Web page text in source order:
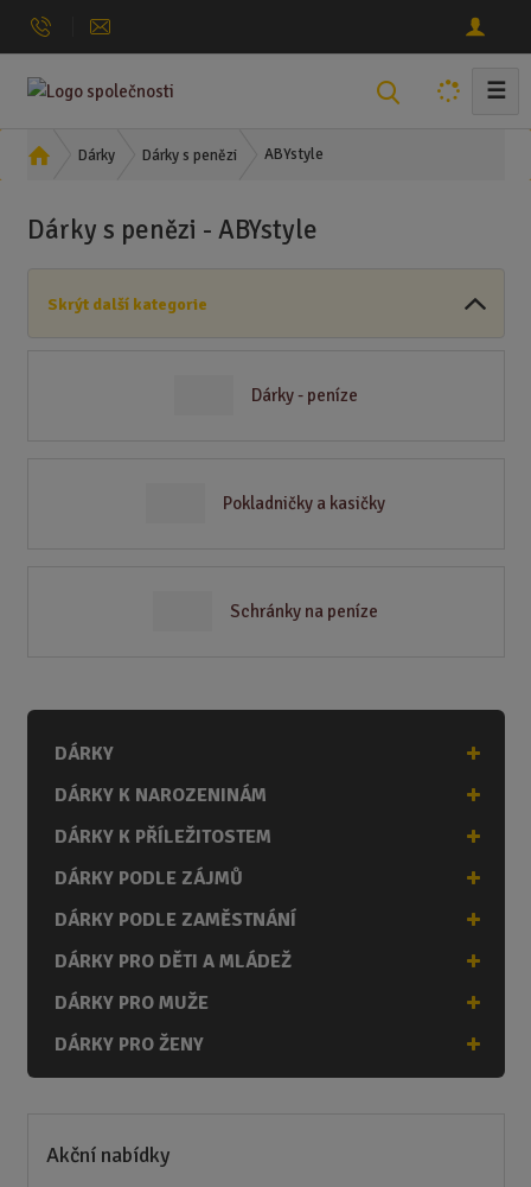
☰
Ú
d
s
Dárky Dárky s penězi ABYstyle
Dárky s penězi - ABYstyle
Skrýt další kategorie
Dárky - peníze
Pokladničky a kasičky
Schránky na peníze
DÁRKY
DÁRKY K NAROZENINÁM
DÁRKY K PŘÍLEŽITOSTEM
DÁRKY PODLE ZÁJMŮ
DÁRKY PODLE ZAMĚSTNÁNÍ
DÁRKY PRO DĚTI A MLÁDEŽ
DÁRKY PRO MUŽE
DÁRKY PRO ŽENY
Akční nabídky